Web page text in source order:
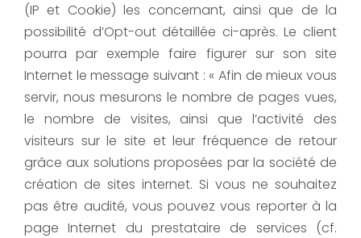
(IP et Cookie) les concernant, ainsi que de la
possibilité d’Opt-out détaillée ci-après. Le client
pourra par exemple faire figurer sur son site
Internet le message suivant : « Afin de mieux vous
servir, nous mesurons le nombre de pages vues,
le nombre de visites, ainsi que l’activité des
visiteurs sur le site et leur fréquence de retour
grâce aux solutions proposées par la société de
création de sites internet. Si vous ne souhaitez
pas être audité, vous pouvez vous reporter à la
page Internet du prestataire de services (cf.